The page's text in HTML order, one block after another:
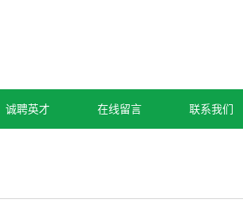
诚聘英才 在线留言 联系我们